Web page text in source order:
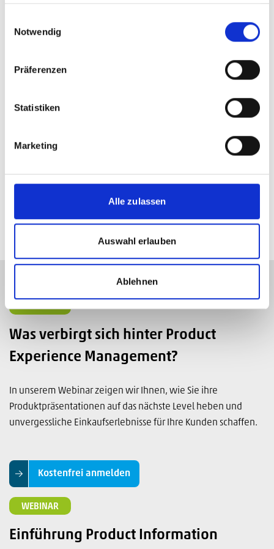
Notwendig
Präferenzen
Statistiken
Marketing
Alle zulassen
Auswahl erlauben
Ablehnen
WEBINAR
Was verbirgt sich hinter Product
Experience Management?
In unserem Webinar zeigen wir Ihnen, wie Sie ihre
Produktpräsentationen auf das nächste Level heben und
unvergessliche Einkaufserlebnisse für Ihre Kunden schaffen.
Kostenfrei anmelden
WEBINAR
Einführung Product Information